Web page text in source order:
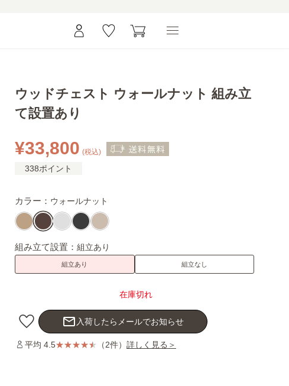
ウッドチェスト ウォールナット 組み立
て設置あり
¥33,800 (税込)
338ポイント
カラー： ウォールナット
組み立て設置： 組立あり
組立あり 組立なし
在庫切れ
mail_outline 入荷したらメールでお知らせ
平均 4.5 （2件） 詳しく見る＞